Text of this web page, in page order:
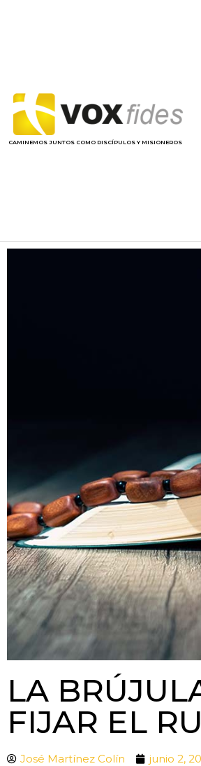
CAMINEMOS JUNTOS COMO DISCÍPULOS Y MISIONEROS
LA
FIJAR EL
José Martínez Colín junio 2,